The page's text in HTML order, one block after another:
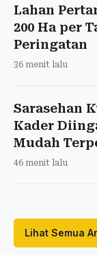
Lahan
200 Ha per
Peringatan
36 menit lalu
Sarasehan
Kader
Mudah
46 menit lalu
Lihat Semua